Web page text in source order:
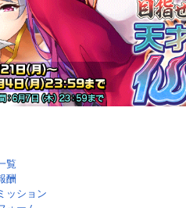
覧
酬
ッション